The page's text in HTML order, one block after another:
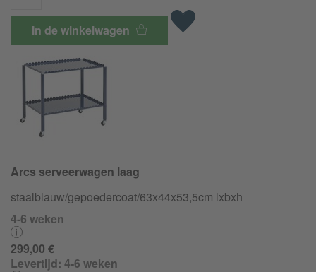
In de winkelwagen
Arcs serveerwagen laag
staalblauw/gepoedercoat/63x44x53,5cm lxbxh
4-6 weken
299,00 €
Levertijd: 4-6 weken